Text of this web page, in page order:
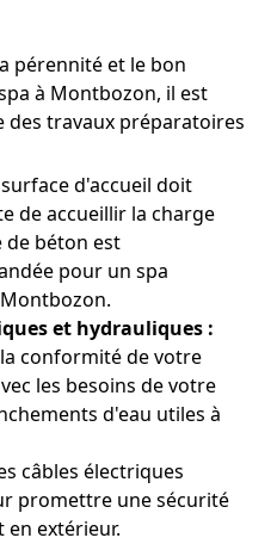
pérennité et le bon
à Montbozon, il est
travaux préparatoires
surface d'accueil doit
de accueillir la charge
de béton est
pour un spa
et hydrauliques :
conformité de votre
les besoins de votre
d'eau utiles à
câbles électriques
promettre une sécurité
extérieur.